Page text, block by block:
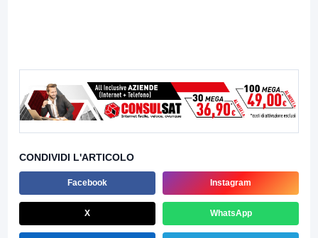
CONDIVIDI L'ARTICOLO
Facebook Instagram
X WhatsApp